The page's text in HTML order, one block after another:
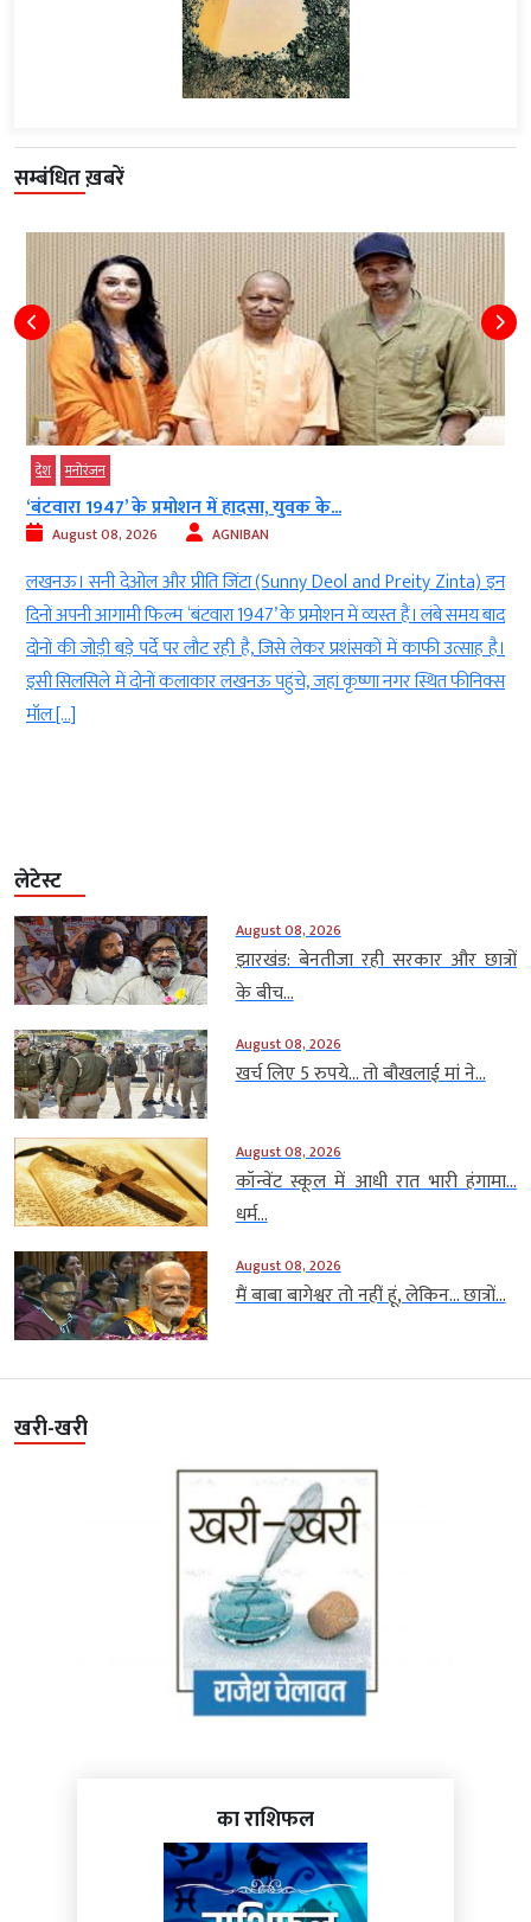
सम्बंधित ख़बरें
देश मनोरंजन
‘बंटवारा 1947’ के प्रमोशन में हादसा, युवक के...
August 08, 2026 AGNIBAN
लखनऊ। सनी देओल और प्रीति जिंटा (Sunny Deol and Preity Zinta) इन
दिनों अपनी आगामी फिल्म ‘बंटवारा 1947’ के प्रमोशन में व्यस्त हैं। लंबे समय बाद
दोनों की जोड़ी बड़े पर्दे पर लौट रही है, जिसे लेकर प्रशंसकों में काफी उत्साह है।
इसी सिलसिले में दोनों कलाकार लखनऊ पहुंचे, जहां कृष्णा नगर स्थित फीनिक्स
मॉल […]
लेटेस्ट
August 08, 2026
झारखंड: बेनतीजा रही सरकार और छात्रों
के बीच...
August 08, 2026
खर्च लिए 5 रुपये… तो बौखलाई मां ने...
August 08, 2026
कॉन्वेंट स्कूल में आधी रात भारी हंगामा…
धर्म...
August 08, 2026
मैं बाबा बागेश्वर तो नहीं हूं, लेकिन… छात्रों...
खरी-खरी
का राशिफल